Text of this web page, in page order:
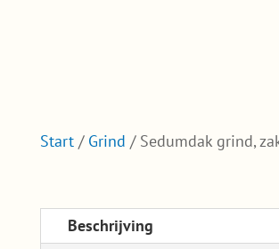
Start/ Grind / Sedumdak grind,
Beschrijving